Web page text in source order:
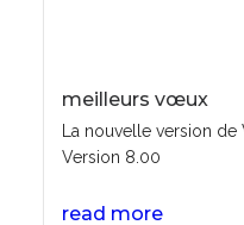
meilleurs vœux
La nouvelle version
Version 8.00
read more